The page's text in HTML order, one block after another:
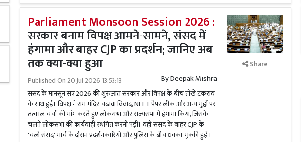
Parliament Monsoon Session 2026 :
सरकार बनाम विपक्ष आमने-सामने, संसद में
हंगामा और बाहर CJP का प्रदर्शन; जानिए अब
तक क्या-क्या हुआ
Published On 20 Jul 2026 13:53:13 ByDeepak Mishra
संसद के मानसून सत्र 2026 की शुरुआत सरकार और विपक्ष के बीच तीखे टकराव
के साथ हुई। विपक्ष ने राम मंदिर चढ़ावा विवाद, NEET पेपर लीक और अन्य मुद्दों पर
तत्काल चर्चा की मांग करते हुए लोकसभा और राज्यसभा में हंगामा किया, जिसके
चलते लोकसभा की कार्यवाही स्थगित करनी पड़ी। वहीं संसद के बाहर CJP के
'चलो संसद' मार्च के दौरान प्रदर्शनकारियों और पुलिस के बीच धक्का-मुक्की हुई।
Share